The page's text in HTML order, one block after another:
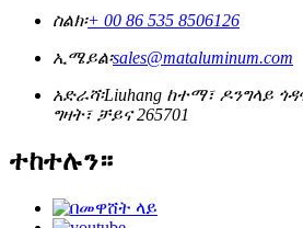
ስልክ፡+ 00 86 535 8506126
ኢሜይል፡sales@mataluminum.com
አድራሻ፡Liuhang ከተማ፣ ዶንግላይ
ግዛት፣ ቻይና 265701
ተከተሉን።